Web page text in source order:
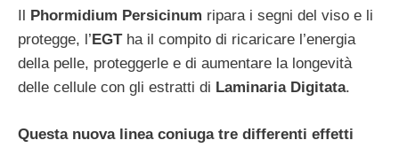
Phormidium Persicinum ripara i segni del viso e li
protegge, l’ EGTha il compito di ricaricare l’energia
della pelle, proteggerle e di aumentare la longevità
delle cellule con gli estratti di Laminaria Digitata.
Questa nuova linea coniuga tre differenti effetti